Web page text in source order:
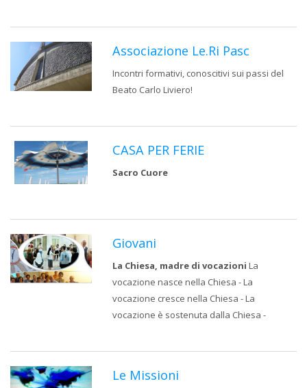
Associazione Le.Ri Pasc
Incontri formativi, conoscitivi sui passi del
Beato Carlo Liviero!
CASA PER FERIE
Sacro Cuore
Giovani
La Chiesa, madre di vocazioni La
vocazione nasce nella Chiesa - La
vocazione cresce nella Chiesa - La
vocazione è sostenuta dalla Chiesa -
Le Missioni